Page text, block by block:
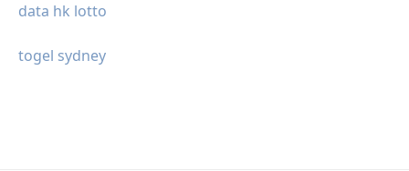
data hk lotto
togel sydney